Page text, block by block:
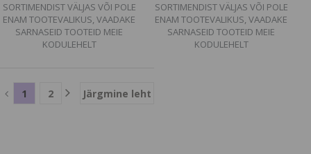
SORTIMENDIST VÄLJAS VÕI POLE
ENAM TOOTEVALIKUS, VAADAKE
SARNASEID TOOTEID MEIE
KODULEHELT
SORTIMENDIST VÄLJAS VÕI POLE
ENAM TOOTEVALIKUS, VAADAKE
SARNASEID TOOTEID MEIE
KODULEHELT
1 2 Järgmine leht